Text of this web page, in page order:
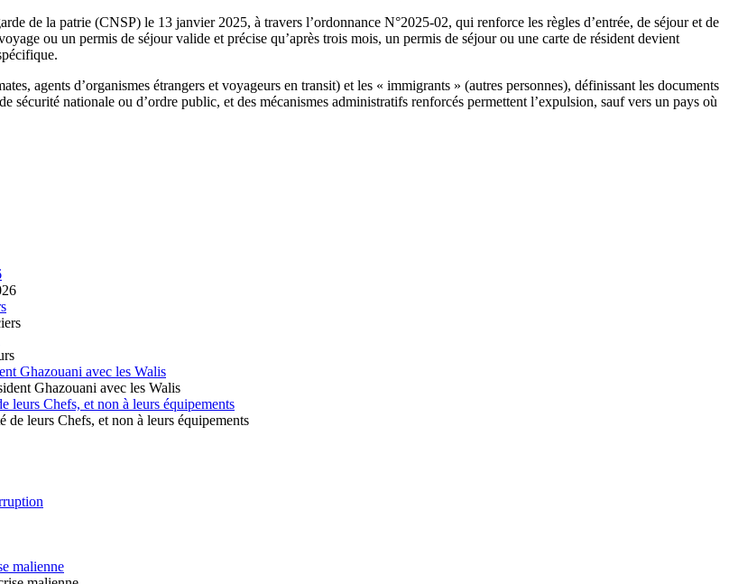
de la patrie (CNSP) le 13 janvier 2025, à travers l’ordonnance N°2025-02, qui renforce les règles d’entrée, de séjour et de
ou un permis de séjour valide et précise qu’après trois mois, un permis de séjour ou une carte de résident devient
agents d’organismes étrangers et voyageurs en transit) et les « immigrants » (autres personnes), définissant les documents
nationale ou d’ordre public, et des mécanismes administratifs renforcés permettent l’expulsion, sauf vers un pays où
Ghazouani avec les Walis
leurs Chefs, et non à leurs équipements
malienne